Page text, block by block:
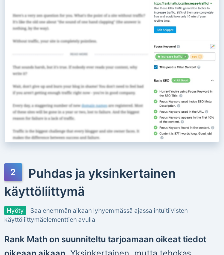
Puhdas ja yksinkertainen
käyttöliittymä
Hyöty
Saa enemmän aikaan lyhyemmässä ajassa intuitiivisten
käyttöliittymäelementtien avulla
Rank Math on suunniteltu tarjoamaan oikeat tiedot